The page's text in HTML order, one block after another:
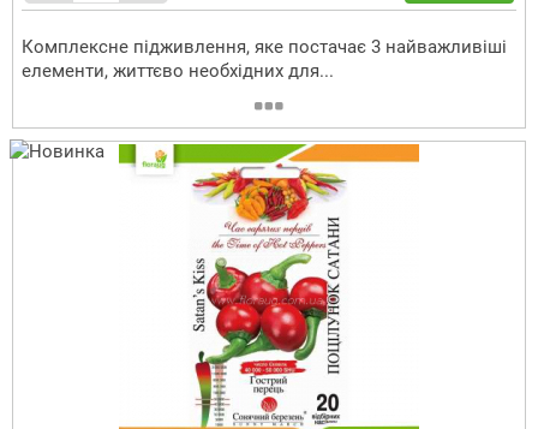
Комплексне підживлення, яке постачає 3 найважливіші
елементи, життєво необхідних для...